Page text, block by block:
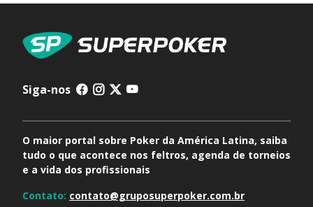
Siga-nos
O maior portal sobre Poker da América Latina, saiba
tudo o que acontece nos feltros, agenda de torneios
e a vida dos profissionais
Contato: contato@gruposuperpoker.com.br